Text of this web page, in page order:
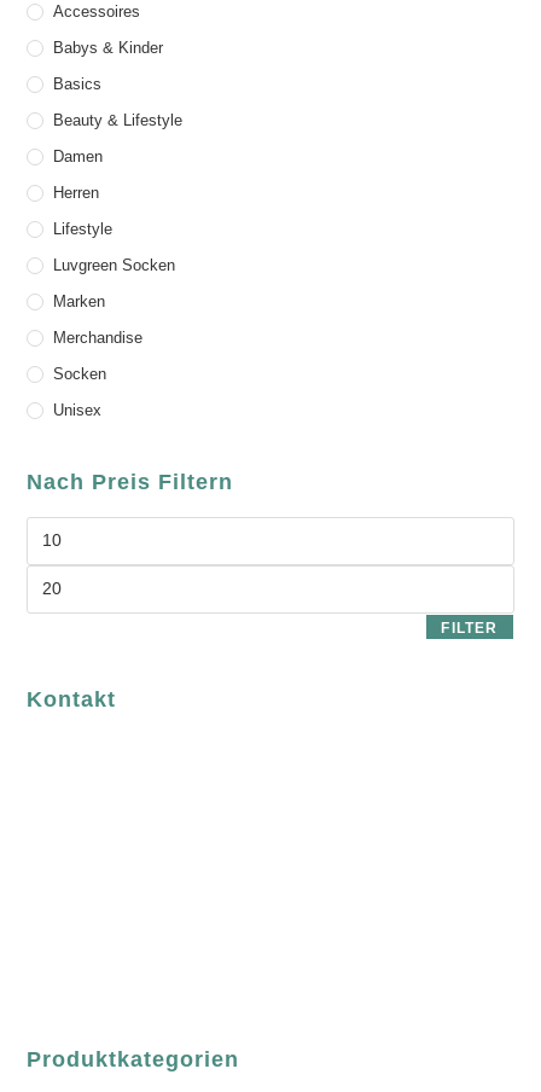
Accessoires
Babys & Kinder
Basics
Beauty & Lifestyle
Damen
Herren
Lifestyle
Luvgreen Socken
Marken
Merchandise
Socken
Unisex
Nach Preis Filtern
FILTER
Kontakt
Produktkategorien